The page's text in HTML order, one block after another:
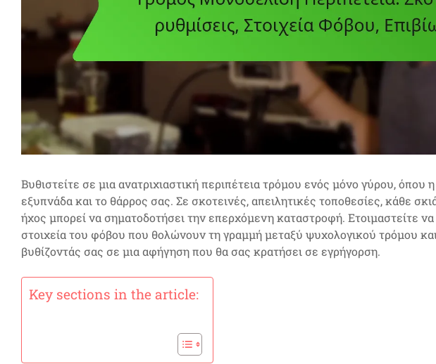
Βυθιστείτε σε μια ανατριχιαστική περιπέτεια τρόμου ενός μόνο γύρου, όπου
εξυπνάδα και το θάρρος σας. Σε σκοτεινές, απειλητικές τοποθεσίες, κάθε
ήχος μπορεί να σηματοδοτήσει την επερχόμενη καταστροφή. Ετοιμαστείτε
στοιχεία του φόβου που θολώνουν τη γραμμή μεταξύ ψυχολογικού τρόμου
βυθίζοντάς σας σε μια αφήγηση που θα σας κρατήσει σε εγρήγορση.
Key sections in the article: